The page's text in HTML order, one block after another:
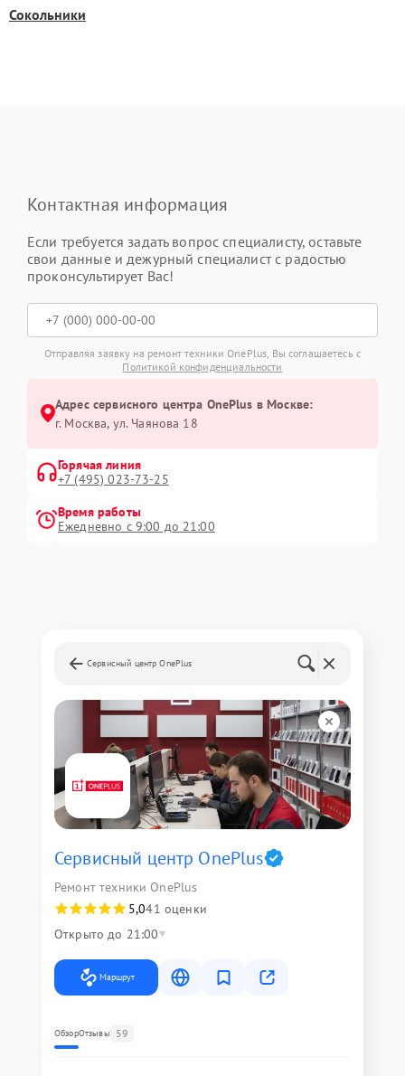
Сокольники
Контактная информация
Если требуется задать вопрос специалисту, оставьте
свои данные и дежурный специалист с радостью
проконсультирует Вас!
Отправляя заявку на ремонт техники OnePlus, Вы соглашаетесь с
Политикой конфиденциальности
Адрес сервисного центра OnePlus в Москве:
г. Москва, ул. Чаянова 18
Горячая линия
+7 (495) 023-73-25
Время работы
Ежедневно с 9:00 до 21:00
Сервисный центр OnePlus
Сервисный центр OnePlus
Ремонт техники OnePlus
5,041 оценки
Открыто до 21:00
Маршрут
ОбзорОтзывы 59